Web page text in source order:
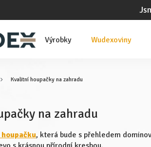
Výrobky Wudexoviny
Kvalitní houpačky na zahradu
na zahradu
, která bude s přehledem